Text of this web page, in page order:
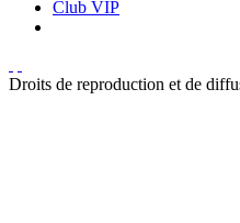
Club VIP
Droits de reproduction et de